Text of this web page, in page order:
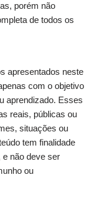
porém não
de todos os
apresentados neste
com o objetivo
aprendizado. Esses
reais, públicas ou
situações ou
tem finalidade
não deve ser
ou